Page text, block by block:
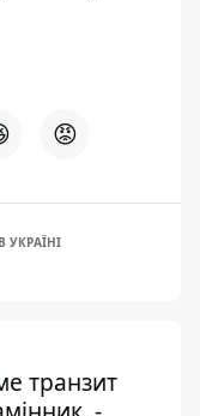
😡
УКРАЇНІ
транзит